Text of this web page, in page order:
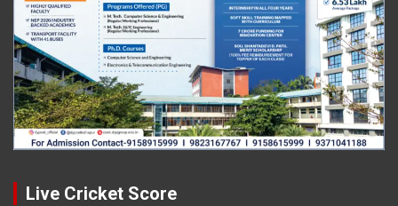
Live Cricket Score